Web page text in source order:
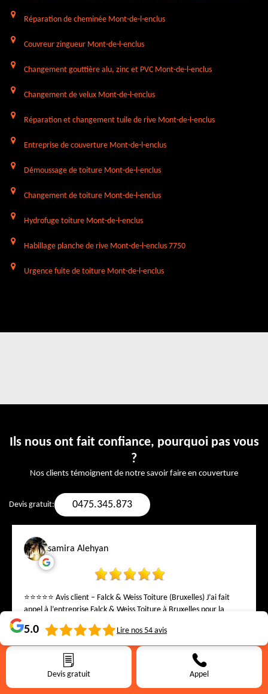
Devis gratuit Appel
Réparation de cheminée Mont-de-l-enclus
Couvreur zingueur Mont-de-l-enclus
Changement gouttière alu, zinc et PVC Mont-de-l-enclus
Changement de velux Mont-de-l-enclus
Réparation et changement tuile de rive Mont-de-l-enclus
Entreprise de couverture Mont-de-l-enclus
Démoussage de toiture Mont-de-l-enclus
Changement de toiture Mont-de-l-enclus
Hydrofuge toiture Mont-de-l-enclus
Habillage planche de rive Mont-de-l-enclus 7750
Urgence fuite de toiture Mont-de-l-enclus
Ils nous ont fait confiance, pourquoi pas vous
?
Nos clients témoignent de notre savoir faire en couverture
Devis gratuit: 0475.345.873
samira Alehyan
⭐⭐⭐⭐⭐ Avis client – Falck & Weiss Toiture (Bruxelles) J’ai fait
appel à l’entreprise Falck & Weiss Toiture à Bruxelles pour la
nouveaux Velux, et je suis extrêmement satisfait du travail
réalisé. Dès le début, j’ai été impressionné par leur
professionnalisme, leur sérieux et leur écoute. L’équipe est très
bien organisée, ponctuelle et travaille avec un grand soin du
détail. Le chantier a été tenu propre du début à la fin, et tout m’a
5.0 Lire nos 54 avis